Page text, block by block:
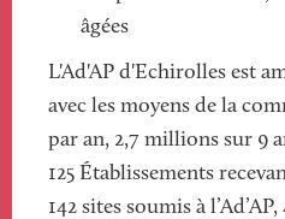
âgées
L'Ad'AP d'Echirolles est
avec les moyens de la
par an, 2,7 millions sur 9
125 Établissements
142 sites soumis à